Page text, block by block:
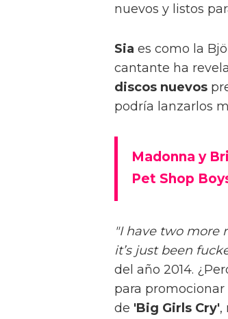
nuevos y listos
Sia es como la
cantante ha
discos nuevos
podría lanzarlos
Madonna y
Pet Shop
"I have two more
it’s just been
del año 2014.
para promocionar
de 'Big Girls Cry',